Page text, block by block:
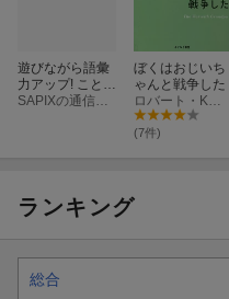
遊びながら語彙
力アップ! ことば
が広がる しりと
SAPIXの通信教育 ピグマキッズくらぶ
ぼくはおじいち
ゃんと戦争した
ロバート・K・スミス
(7件)
ランキング
総合